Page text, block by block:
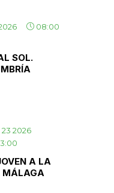
08:00
SOL.
2026
A LA
MÁLAGA